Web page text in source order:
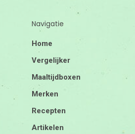
Navigatie
Home
Vergelijker
Maaltijdboxen
Merken
Recepten
Artikelen